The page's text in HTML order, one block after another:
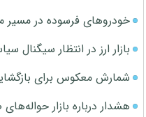
خودروهای فرسوده در
بازار ارز در انتظار سیگنال
شمارش معکوس برای
هشدار درباره بازار